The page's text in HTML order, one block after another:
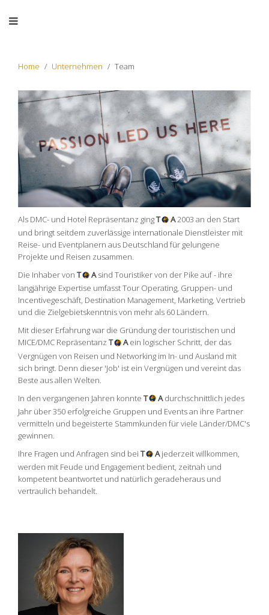
Home Unternehmen Team
Als DMC- und Hotel Repräsentanz gingT A2003 an den Start
und bringt seitdem zuverlässige internationale Dienstleister mit
Reise- und Eventplanern aus Deutschland für gelungene
Projekte und Reisen zusammen.
Die Inhaber von T Asind Touristiker von der Pike auf - ihre
langjährige Expertise umfasst Tour Operating, Gruppen- und
Incentivegeschäft, Destination Management, Marketing, Vertrieb
und die Zielgebietskenntnis von mehr als 60 Ländern.
Mit dieser Erfahrung war die Gründung der touristischen und
MICE/DMC Repräsentanz T Aein logischer Schritt, der das
Vergnügen von Reisen und Networking im In- und Ausland mit
sich bringt. Denn dieser 'Job' ist ein Vergnügen und vereint das
Beste aus allen Welten.
In den vergangenen Jahren konnte T Adurchschnittlich jedes
Jahr über 350 erfolgreiche Gruppen und Events an ihre Partner
vermitteln und begeisterte Stammkunden für viele Länder/DMC's
gewinnen.
Ihre Fragen und Anfragen sind bei T Ajederzeit willkommen,
werden mit Feude und Engagement bedient, zeitnah und
kompetent beantwortet und natürlich geradeheraus und
vertraulich behandelt.